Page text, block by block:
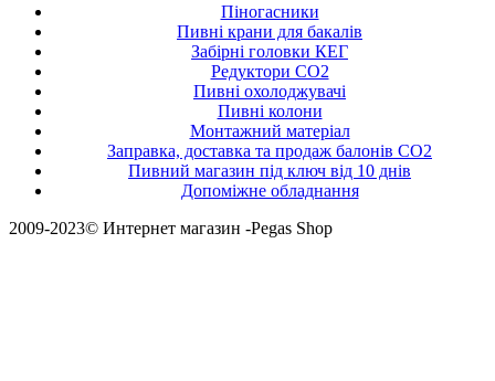
Піногасники
Пивні крани для бакалів
Забірні головки КЕГ
Редуктори СО2
Пивні охолоджувачі
Пивні колони
Монтажний матеріал
Заправка, доставка та продаж балонів CO2
Пивний магазин під ключ від 10 днів
Допоміжне обладнання
2009-2023© Интернет магазин -Pegas Shop